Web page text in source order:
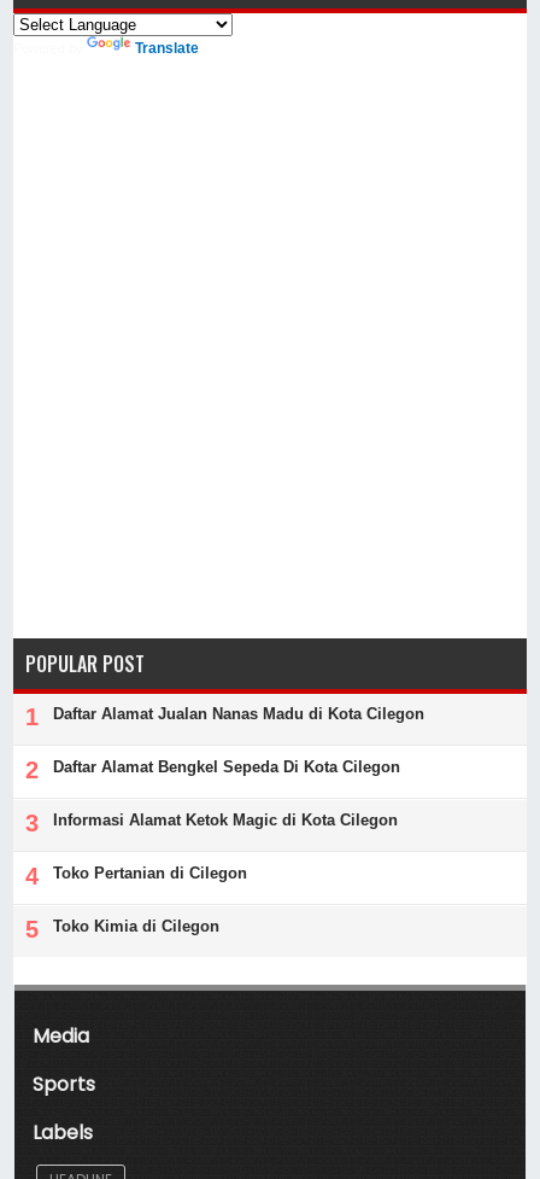
Powered by Translate
POPULAR POST
Daftar Alamat Jualan Nanas Madu di Kota Cilegon
Daftar Alamat Bengkel Sepeda Di Kota Cilegon
Informasi Alamat Ketok Magic di Kota Cilegon
Toko Pertanian di Cilegon
Toko Kimia di Cilegon
Media
Sports
Labels